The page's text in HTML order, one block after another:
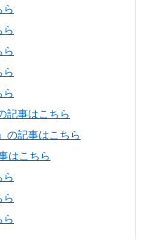
ら
ら
ら
ら
ら
記事はこちら
の記事はこちら
はこちら
ら
ら
ら